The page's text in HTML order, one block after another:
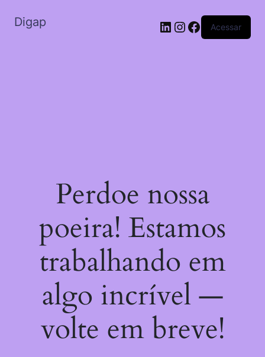
Digap Acessar
Perdoe nossa
poeira! Estamos
trabalhando em
algo incrível —
volte em breve!